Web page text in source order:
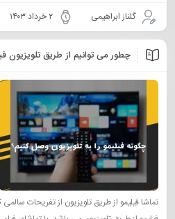
گلناز ابراهیمی ۲ خرداد ۱۴۰۳
چطور می توانیم از طریق تلویزیون
تماشا فیلیمو از طریق تلویزیون از تفریحات سالمی